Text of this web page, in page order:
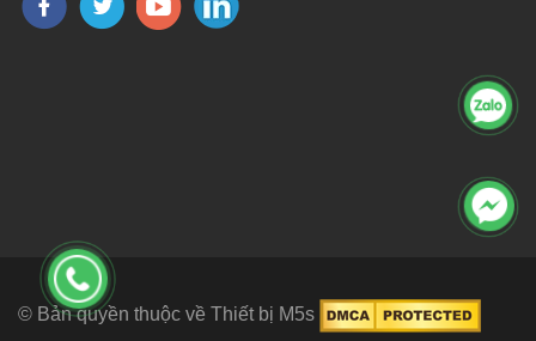
© Bản quyền thuộc về Thiết bị M5s